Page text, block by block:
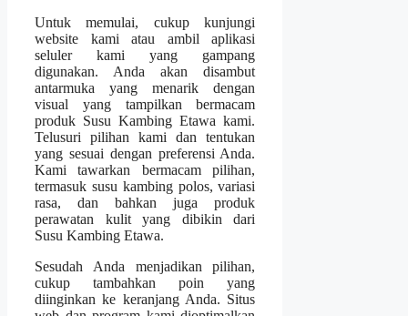
Untuk memulai, cukup kunjungi
website kami atau ambil aplikasi
seluler kami yang gampang
digunakan. Anda akan disambut
antarmuka yang menarik dengan
visual yang tampilkan bermacam
produk Susu Kambing Etawa kami.
Telusuri pilihan kami dan tentukan
yang sesuai dengan preferensi Anda.
Kami tawarkan bermacam pilihan,
termasuk susu kambing polos, variasi
rasa, dan bahkan juga produk
perawatan kulit yang dibikin dari
Susu Kambing Etawa.
Sesudah Anda menjadikan pilihan,
cukup tambahkan poin yang
diinginkan ke keranjang Anda. Situs